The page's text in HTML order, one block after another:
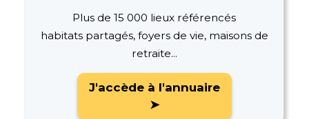
Plus de 15 000 lieux référencés
habitats partagés, foyers de vie, maisons de
retraite...
J'accède à l'annuaire
➤